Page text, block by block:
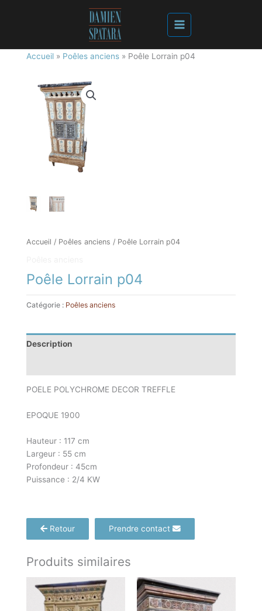
Accueil» Poêles anciens» Poêle Lorrain p04
Accueil / Poêles anciens / Poêle Lorrain p04
Poêle Lorrain p04
Catégorie : Poêles anciens
Description
POELE POLYCHROME DECOR TREFFLE
EPOQUE 1900
Hauteur : 117 cm
Largeur : 55 cm
Profondeur : 45cm
Puissance : 2/4 KW
Retour Prendre contact
Produits similaires